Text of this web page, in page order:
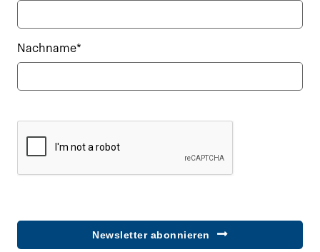
Nachname*
Newsletter abonnieren